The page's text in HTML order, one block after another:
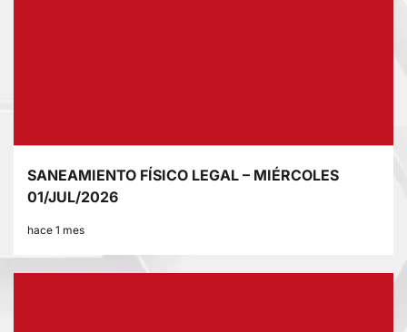
SANEAMIENTO FÍSICO LEGAL – MIÉRCOLES
01/JUL/2026
hace 1 mes